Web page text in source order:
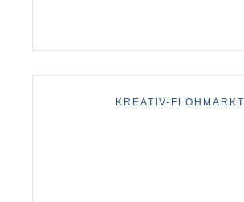
KREATIV-FLOHMARKT